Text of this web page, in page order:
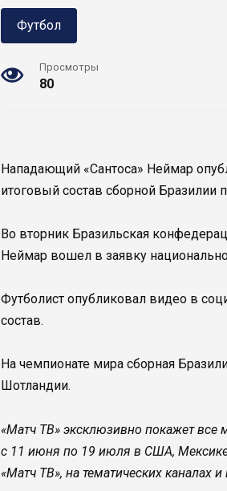
Футбол
Просмотры
80
Нападающий «Сантоса» Неймар
итоговый состав сборной Бразилии
Во вторник Бразильская
Неймар вошел в заявку
Футболист опубликовал видео в
состав.
На чемпионате мира сборная
Шотландии.
«Матч ТВ» эксклюзивно покажет все
c 11 июня по 19 июля в США,
«Матч ТВ», на тематических каналах